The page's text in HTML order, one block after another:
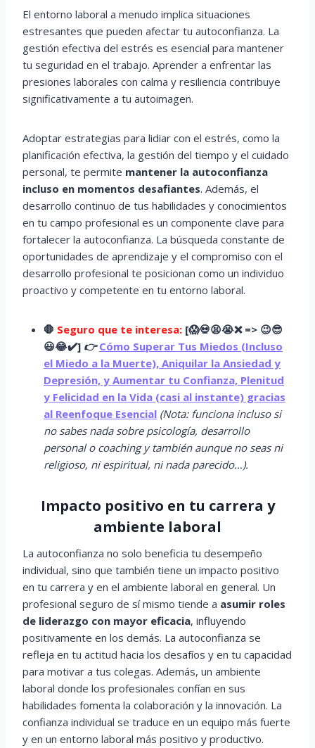
El entorno laboral a menudo implica situaciones
estresantes que pueden afectar tu autoconfianza. La
gestión efectiva del estrés es esencial para mantener
tu seguridad en el trabajo. Aprender a enfrentar las
presiones laborales con calma y resiliencia contribuye
significativamente a tu autoimagen.
Adoptar estrategias para lidiar con el estrés, como la
planificación efectiva, la gestión del tiempo y el cuidado
personal, te permite mantener la autoconfianza
incluso en momentos desafiantes. Además, el
desarrollo continuo de tus habilidades y conocimientos
en tu campo profesional es un componente clave para
fortalecer la autoconfianza. La búsqueda constante de
oportunidades de aprendizaje y el compromiso con el
desarrollo profesional te posicionan como un individuo
proactivo y competente en tu entorno laboral.
🛑 Seguro que te interesa: [😱💀😫😭❌ => 😉😎
😃😂✔️] 👉 Cómo Superar Tus Miedos (Incluso
el Miedo a la Muerte), Aniquilar la Ansiedad y
Depresión, y Aumentar tu Confianza, Plenitud
y Felicidad en la Vida (casi al instante) gracias
al Reenfoque Esencial (Nota: funciona incluso si
no sabes nada sobre psicología, desarrollo
personal o coaching y también aunque no seas ni
religioso, ni espiritual, ni nada parecido…).
Impacto positivo en tu carrera y
ambiente laboral
La autoconfianza no solo beneficia tu desempeño
individual, sino que también tiene un impacto positivo
en tu carrera y en el ambiente laboral en general. Un
profesional seguro de sí mismo tiende a asumir roles
de liderazgo con mayor eficacia, influyendo
positivamente en los demás. La autoconfianza se
refleja en tu actitud hacia los desafíos y en tu capacidad
para motivar a tus colegas. Además, un ambiente
laboral donde los profesionales confían en sus
habilidades fomenta la colaboración y la innovación. La
confianza individual se traduce en un equipo más fuerte
y en un entorno laboral más positivo y productivo.